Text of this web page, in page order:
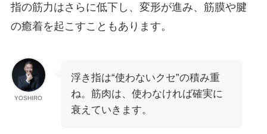
指の筋力はさらに低下し、変形が進み、筋膜や腱
の癒着を起こすこともあります。
YOSHIRO
浮き指は“使わないクセ”の積み重
ね。筋肉は、使わなければ確実に
衰えていきます。